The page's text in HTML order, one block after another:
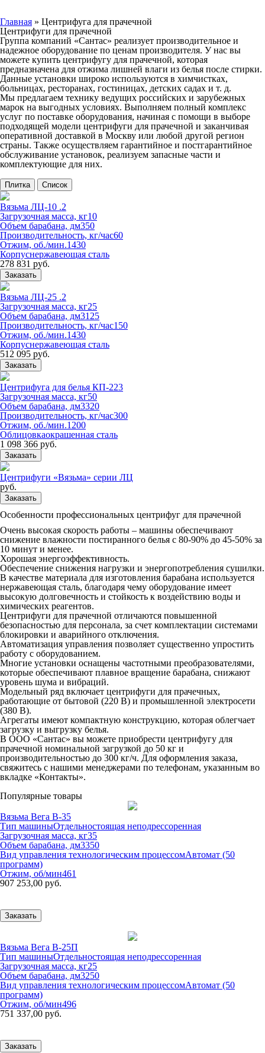
Главная » Центрифуга для прачечной
Центрифуги для прачечной
Группа компаний «Сантас» реализует производительное и
надежное оборудование по ценам производителя. У нас вы
можете купить центрифугу для прачечной, которая
предназначена для отжима лишней влаги из белья после стирки.
Данные установки широко используются в химчистках,
больницах, ресторанах, гостиницах, детских садах и т. д.
Мы предлагаем технику ведущих российских и зарубежных
марок на выгодных условиях. Выполняем полный комплекс
услуг по поставке оборудования, начиная с помощи в выборе
подходящей модели центрифуги для прачечной и заканчивая
оперативной доставкой в Москву или любой другой регион
страны. Также осуществляем гарантийное и постгарантийное
обслуживание установок, реализуем запасные части и
комплектующие для них.
Плитка Список
Вязьма ЛЦ-10 .2
Загрузочная масса, кг10
Объем барабана, дм350
Производительность, кг/час60
Отжим, об./мин.1430
Корпуснержавеющая сталь
278 831 руб.
Заказать
Вязьма ЛЦ-25 .2
Загрузочная масса, кг25
Объем барабана, дм3125
Производительность, кг/час150
Отжим, об./мин.1430
Корпуснержавеющая сталь
512 095 руб.
Заказать
Центрифуга для белья КП-223
Загрузочная масса, кг50
Объем барабана, дм3320
Производительность, кг/час300
Отжим, об./мин.1200
Облицовкаокрашенная сталь
1 098 366 руб.
Заказать
Центрифуги «Вязьма» серии ЛЦ
руб.
Заказать
Особенности профессиональных центрифуг для прачечной
Очень высокая скорость работы – машины обеспечивают
снижение влажности постиранного белья с 80-90% до 45-50% за
10 минут и менее.
Хорошая энергоэффективность.
Обеспечение снижения нагрузки и энергопотребления сушилки.
В качестве материала для изготовления барабана используется
нержавеющая сталь, благодаря чему оборудование имеет
высокую долговечность и стойкость к воздействию воды и
химических реагентов.
Центрифуги для прачечной отличаются повышенной
безопасностью для персонала, за счет комплектации системами
блокировки и аварийного отключения.
Автоматизация управления позволяет существенно упростить
работу с оборудованием.
Многие установки оснащены частотными преобразователями,
которые обеспечивают плавное вращение барабана, снижают
уровень шума и вибраций.
Модельный ряд включает центрифуги для прачечных,
работающие от бытовой (220 В) и промышленной электросети
(380 В).
Агрегаты имеют компактную конструкцию, которая облегчает
загрузку и выгрузку белья.
В ООО «Сантас» вы можете приобрести центрифугу для
прачечной номинальной загрузкой до 50 кг и
производительностью до 300 кг/ч. Для оформления заказа,
свяжитесь с нашими менеджерами по телефонам, указанным во
вкладке «Контакты».
Популярные товары
Вязьма Вега В-35
Тип машиныОтдельностоящая неподрессоренная
Загрузочная масса, кг35
Объем барабана, дм3350
Вид управления технологическим процессомАвтомат (50
программ)
Отжим, об/мин461
907 253,00 руб.
Заказать
Вязьма Вега В-25П
Тип машиныОтдельностоящая неподрессоренная
Загрузочная масса, кг25
Объем барабана, дм3250
Вид управления технологическим процессомАвтомат (50
программ)
Отжим, об/мин496
751 337,00 руб.
Заказать